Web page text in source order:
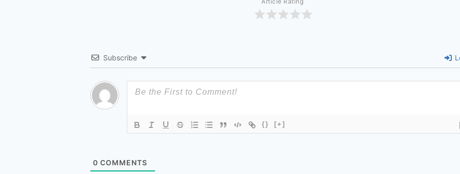
Subscribe
{} [+]
0 COMMENTS